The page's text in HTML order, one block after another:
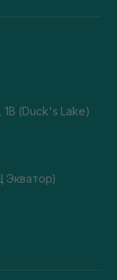
1В (Duck's Lake)
Экватор)